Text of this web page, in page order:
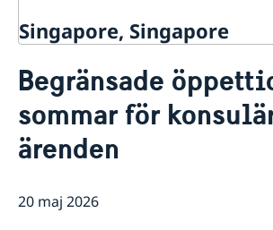
Singapore, Singapore
Adresser i Singapore
Svenska föreningar i Singapore
Om oss
Ambassadens personal
Så stöttar vi svenska företag
Vi är en resurs för svenska företag
Svenska företag i Singapore
Aktuellt
Begränsade
sommar för
ärenden
20 maj 2026